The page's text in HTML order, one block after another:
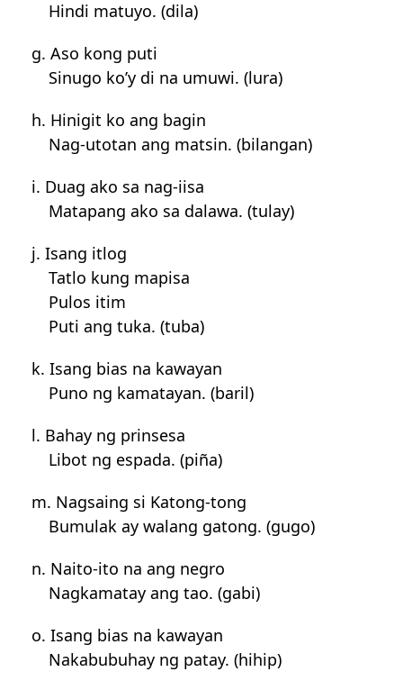
Hindi matuyo. (dila)
g. Aso kong puti
Sinugo ko’y di na umuwi. (lura)
h. Hinigit ko ang bagin
Nag-utotan ang matsin. (bilangan)
i. Duag ako sa nag-iisa
Matapang ako sa dalawa. (tulay)
j. Isang itlog
Tatlo kung mapisa
Pulos itim
Puti ang tuka. (tuba)
k. Isang bias na kawayan
Puno ng kamatayan. (baril)
l. Bahay ng prinsesa
Libot ng espada. (piña)
m. Nagsaing si Katong-tong
Bumulak ay walang gatong. (gugo)
n. Naito-ito na ang negro
Nagkamatay ang tao. (gabi)
o. Isang bias na kawayan
Nakabubuhay ng patay. (hihip)